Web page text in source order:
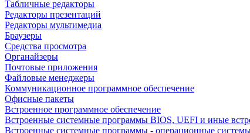
Табличные редакторы
Редакторы презентаций
Редакторы мультимедиа
Браузеры
Средства просмотра
Органайзеры
Почтовые приложения
Файловые менеджеры
Коммуникационное программное обеспечение
Офисные пакеты
Встроенное программное обеспечение
Встроенные системные программы BIOS, UEFI и иные
Встроенные системные программы - операционные